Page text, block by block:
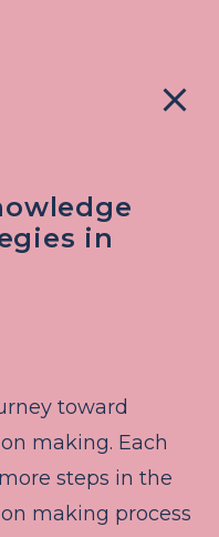
close
in
toward
making. Each
steps in the
making process